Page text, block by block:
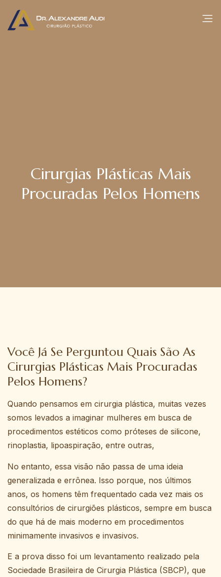
Cirurgias Plásticas Mais
Procuradas Pelos Homens
Você Já Se Perguntou Quais São As
Cirurgias Plásticas Mais Procuradas
Pelos Homens?
Quando pensamos em cirurgia plástica, muitas vezes
somos levados a imaginar mulheres em busca de
procedimentos estéticos como próteses de silicone,
rinoplastia, lipoaspiração, entre outras,
No entanto, essa visão não passa de uma ideia
generalizada e errônea. Isso porque, nos últimos
anos, os homens têm frequentado cada vez mais os
consultórios de cirurgiões plásticos, sempre em busca
do que há de mais moderno em procedimentos
minimamente invasivos e invasivos.
E a prova disso foi um levantamento realizado pela
Sociedade Brasileira de Cirurgia Plástica (SBCP), que